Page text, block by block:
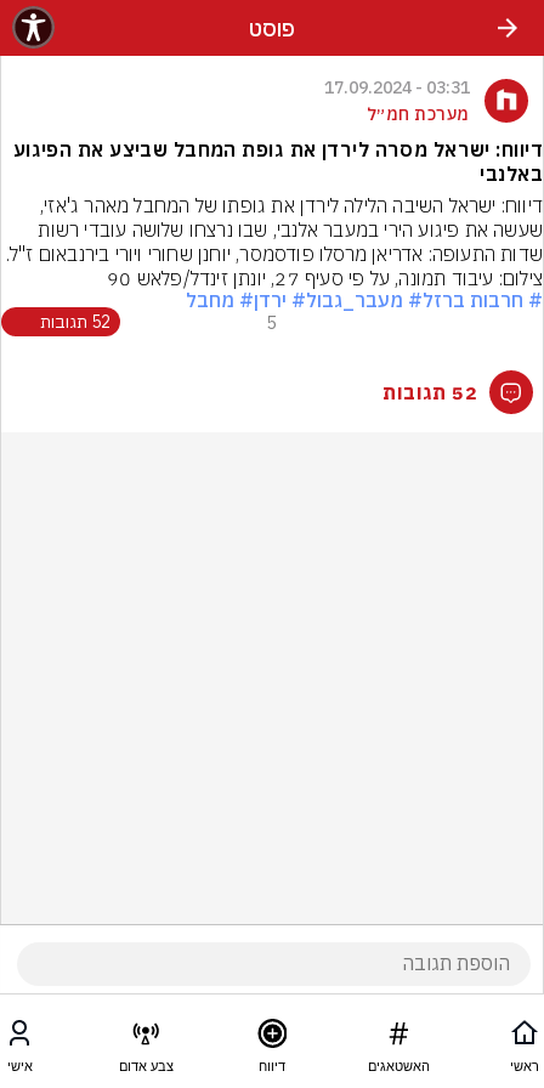
פוסט
03:31 - 17.09.2024
מערכת חמ״ל
דיווח: ישראל מסרה לירדן את גופת המחבל שביצע את הפיגוע
באלנבי
שעשה את פיגוע הירי במעבר אלנבי, שבו נרצחו שלושה עובדי רשות
שדות התעופה: אדריאן מרסלו פודסמסר, יוחנן שחורי ויורי בירנבאום ז"ל.
צילום: עיבוד תמונה, על פי סעיף 27, יונתן זינדל/פלאש 90
# חרבות ברזל# מעבר_גבול# ירדן# מחבל
5 52 תגובות
52 תגובות
ראשי האשטאגים דיווח צבע אדום אישי